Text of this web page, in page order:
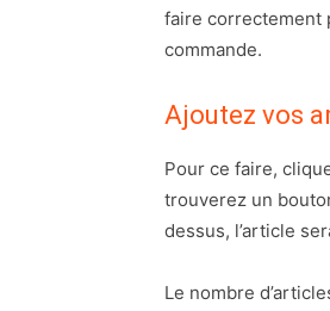
faire correctement
commande.
Ajoutez vos
Pour ce faire,
trouverez un
dessus, l’article
Le nombre